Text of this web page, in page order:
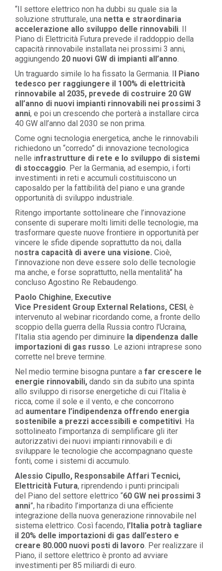
“ Il settore elettrico non ha dubbi su quale sia la
soluzione strutturale, una netta e straordinaria
accelerazione allo sviluppo delle rinnovabili. Il
Piano di Elettricità Futura prevede il raddoppio della
capacità rinnovabile installata nei prossimi 3 anni,
aggiungendo 20 nuovi GW di impianti all’anno.
Un traguardo simile lo ha fissato la Germania. I
Piano
tedesco per raggiungere il 100% di elettricità
rinnovabile al 2035, prevede di costruire 20 GW
all’anno di nuovi impianti rinnovabili nei prossimi 3
anni, e poi un crescendo che porterà a installare circa
40 GW all’anno dal 2030 se non prima.
Come ogni tecnologia energetica, anche le rinnovabili
richiedono un “corredo” di innovazione tecnologica
nelle infrastrutture di rete e lo sviluppo di sistemi
di stoccaggio. Per la Germania, ad esempio, i forti
investimenti in reti e accumuli costituiscono un
caposaldo per la fattibilità del piano e una grande
opportunità di sviluppo industriale.
Ritengo importante sottolineare che l’innovazione
consente di superare molti limiti delle tecnologie, ma
trasformare queste nuove frontiere in opportunità per
vincere le sfide dipende soprattutto da noi, dalla
nostra capacità di avere una visione. Cioè,
l’innovazione non deve essere solo delle tecnologie
ma anche, e forse soprattutto, nella mentalità” ha
concluso Agostino Re Rebaudengo.
Paolo Chighine, Executive
Vice President Group External Relations, CESI , è
intervenuto al webinar ricordando come, a fronte del lo
scoppio della guerra della Russia contro l’Ucraina,
l’Italia stia agendo per diminuire la dipendenza dalle
importazioni di gas russo. Le azioni intraprese sono
corrette nel breve termine.
Nel medio termine bisogna puntare a far crescere le
energie rinnovabili, dando sin da subito una spinta
allo sviluppo di risorse energetiche di cui l’ talia è
ricca, come il sole e il vento, e che concorrono
ad aumentare l’indipendenza offrendo energia
sostenibile a prezzi accessibili e competitivi. Ha
sottolineato l’importanza di semplificare gli iter
autorizzativi dei nuovi impianti rinnovabili e di
sviluppare le tecnologie che accompagnano queste
fonti, come i sistemi di accumulo.
Alessio Cipullo, Responsabile Affari Tecnici,
Elettricità Futura, riprendendo i punti principali
del
Piano del settore elettrico “60 GW nei prossimi 3
anni”, ha ribadito l’importanza di una efficiente
integrazione della nuova generazione rinnovabile nel
sistema elettrico. Così facendo, l’Italia potrà tagliare
il 20% delle importazioni di gas dall’estero e
creare 80.000 nuovi posti di lavoro. Per realizzare il
Piano, il settore elettrico è pronto ad avviare
investimenti per 85 miliardi di euro.